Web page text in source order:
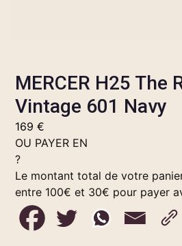
MERCER H25 The
Vintage 601 Navy
169€
OU PAYER EN
?
Le montant total de votre
entre 100€ et 30€ pour payer